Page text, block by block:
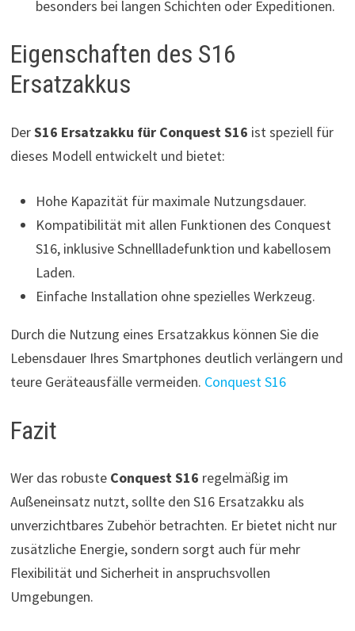
besonders bei langen Schichten oder Expeditionen.
Eigenschaften des S16
Ersatzakkus
DerS16 Ersatzakku für Conquest S16 ist speziell für
dieses Modell entwickelt und bietet:
Hohe Kapazität für maximale Nutzungsdauer.
Kompatibilität mit allen Funktionen des Conquest
S16, inklusive Schnellladefunktion und kabellosem
Laden.
Einfache Installation ohne spezielles Werkzeug.
Durch die Nutzung eines Ersatzakkus können Sie die
Lebensdauer Ihres Smartphones deutlich verlängern und
teure Geräteausfälle vermeiden. Conquest S16
Fazit
Wer das robuste Conquest S16 regelmäßig im
Außeneinsatz nutzt, sollte den S16 Ersatzakku als
unverzichtbares Zubehör betrachten. Er bietet nicht nur
zusätzliche Energie, sondern sorgt auch für mehr
Flexibilität und Sicherheit in anspruchsvollen
Umgebungen.